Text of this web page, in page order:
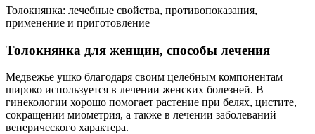
Толокнянка: лечебные свойства, противопоказания,
применение и приготовление
Толокнянка для женщин, способы лечения
Медвежье ушко благодаря своим целебным компонентам
широко используется в лечении женских болезней. В
гинекологии хорошо помогает растение при белях, цистите,
сокращении миометрия, а также в лечении заболеваний
венерического характера.